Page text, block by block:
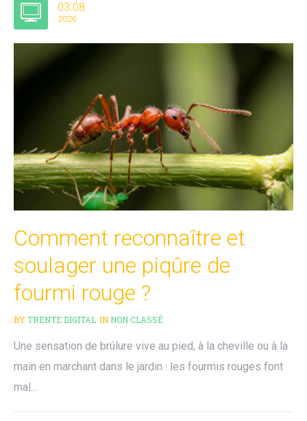
03.08
2026
Comment reconnaître et
soulager une piqûre de
fourmi rouge ?
BYTRENTE DIGITAL IN NON CLASSÉ
Une sensation de brûlure vive au pied, à la cheville ou à la
main en marchant dans le jardin : les fourmis rouges font
mal...